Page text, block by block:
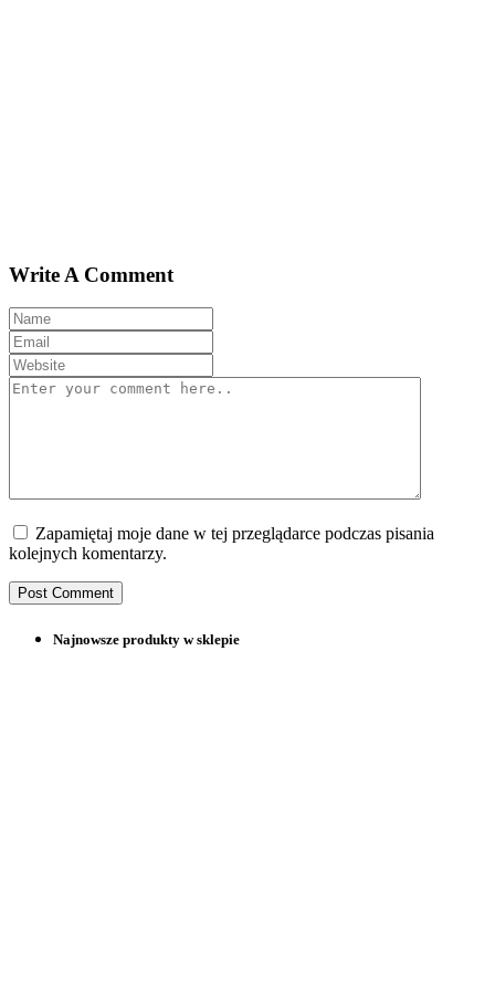
Write A Comment
Zapamiętaj moje dane w tej przeglądarce podczas pisania
kolejnych komentarzy.
Najnowsze produkty w sklepie